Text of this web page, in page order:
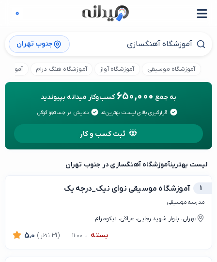
جنوب تهران
آموزشگاه موسیقی آموزشگاه آواز آموزشگاه هنگ درام
به جمع 650,000 کسب‌وکار میدانه بپیوندید
قرارگیری بالای لیست بهترین‌ها نمایش در جستجو گوگل
ثبت کسب و کار
لیست بهترینآموزشگاه آهنگسازی در جنوب تهران
1 آموزشگاه موسیقی نوای نیک_درجه یک
مدرسه موسیقی
تهران، بلوار شهید رجایی، عراقی، نیکومرام
بسته تا 11:00 5.0 (31 نظر)